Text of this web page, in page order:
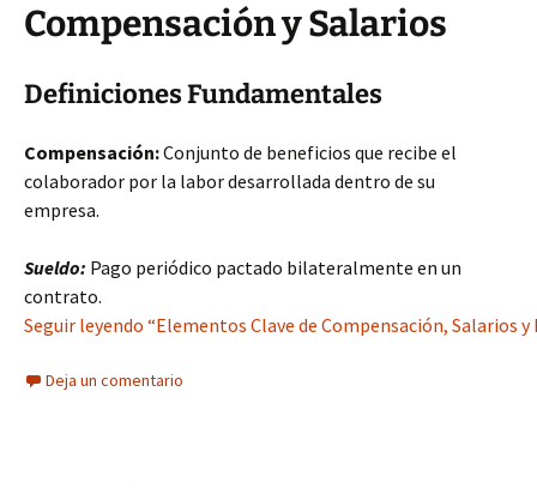
Compensación y Salarios
Definiciones Fundamentales
Compensación:Conjunto de beneficios que recibe el
colaborador por la labor desarrollada dentro de su
empresa.
Sueldo: Pago periódico pactado bilateralmente en un
contrato.
Seguir leyendo “Elementos Clave de Compensación, Salarios
Deja un comentario